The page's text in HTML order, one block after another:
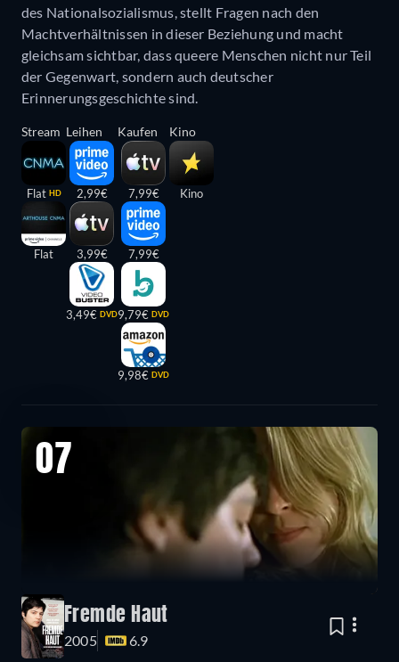
des Nationalsozialismus, stellt Fragen nach den
Machtverhältnissen in dieser Beziehung und macht
gleichsam sichtbar, dass queere Menschen nicht nur Teil
der Gegenwart, sondern auch deutscher
Erinnerungsgeschichte sind.
Stream
Flat HD
Flat
Leihen
2,99€
3,99€
3,49€ DVD
Kaufen
7,99€
7,99€
9,79€ DVD
9,98€ DVD
Kino
Kino
07
Fremde Haut
2005 6.9